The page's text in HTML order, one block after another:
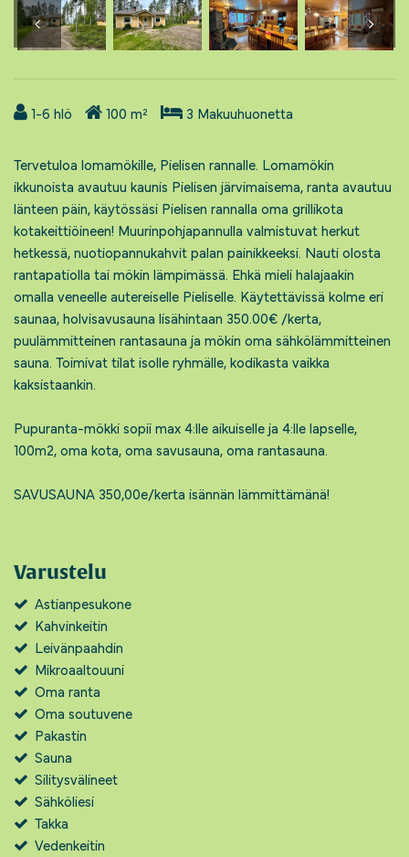
1-6 hlö 100 m² 3 Makuuhuonetta
Tervetuloa lomamökille, Pielisen rannalle. Lomamökin
ikkunoista avautuu kaunis Pielisen järvimaisema, ranta avautuu
länteen päin, käytössäsi Pielisen rannalla oma grillikota
kotakeittiöineen! Muurinpohjapannulla valmistuvat herkut
hetkessä, nuotiopannukahvit palan painikkeeksi. Nauti olosta
rantapatiolla tai mökin lämpimässä. Ehkä mieli halajaakin
omalla veneelle autereiselle Pieliselle. Käytettävissä kolme eri
saunaa, holvisavusauna lisähintaan 350.00€ /kerta,
puulämmitteinen rantasauna ja mökin oma sähkölämmitteinen
sauna. Toimivat tilat isolle ryhmälle, kodikasta vaikka
kaksistaankin.
Pupuranta-mökki sopii max 4:lle aikuiselle ja 4:lle lapselle,
100m2, oma kota, oma savusauna, oma rantasauna.
SAVUSAUNA 350,00e/kerta isännän lämmittämänä!
Varustelu
Astianpesukone
Kahvinkeitin
Leivänpaahdin
Mikroaaltouuni
Oma ranta
Oma soutuvene
Pakastin
Sauna
Silitysvälineet
Sähköliesi
Takka
Vedenkeitin